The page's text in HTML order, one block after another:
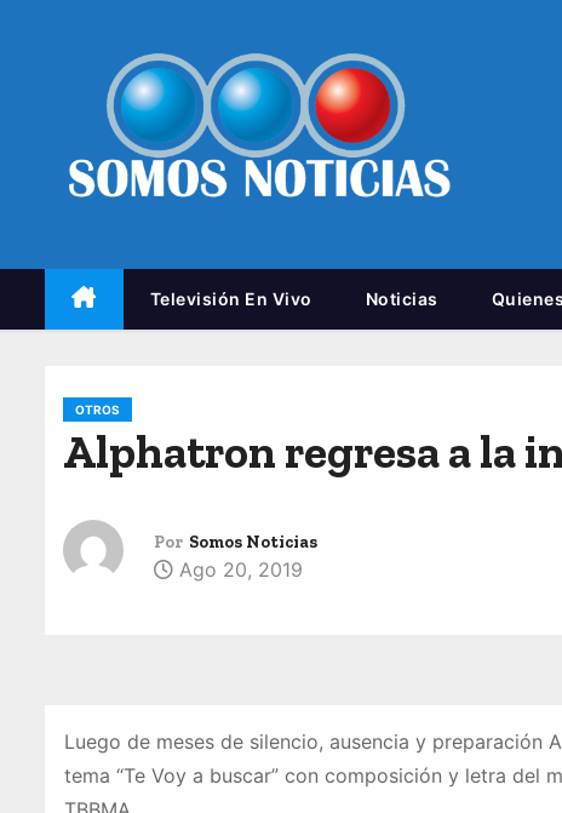
Televisión En Vivo Noticias
OTROS
Alphatron regresa a la
Por Somos Noticias
Ago 20, 2019
Luego de meses de silencio, ausencia y
tema “Te Voy a buscar” con composición y letra del